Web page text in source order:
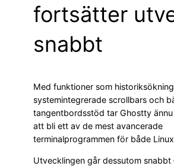
fortsätter
snabbt
Med funktioner som
systemintegrerade scrollbars och
tangentbordsstöd tar Ghostty
att bli ett av de mest avancerade
terminalprogrammen för både
Utvecklingen går dessutom snabbt